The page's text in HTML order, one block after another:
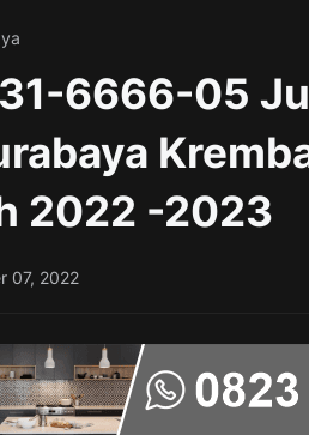
6666-05
2022 -2023
07, 2022